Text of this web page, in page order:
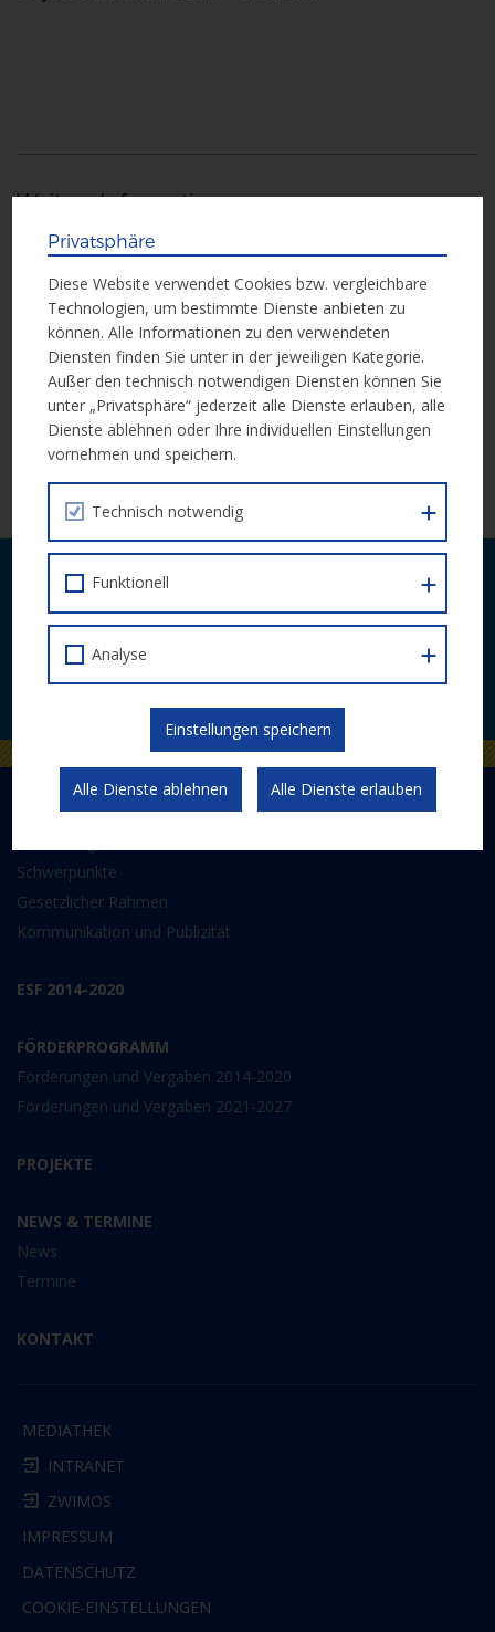
Weitere Informationen
Weitere Informationen erhalten Sie in der Call-Unterlage:
Call Dokument
Einreichung
Die Einreichung erfolgt schriftlich über die zuständige
Laufende Neuigkeiten zu Calls und
Veranstaltungen bequem per E-Mail.
JETZT ABONNIEREN
DER EUROPÄISCHE SOZIALFONDS PLUS
Schwerpunkte
Gesetzlicher Rahmen
Kommunikation und Publizität
ESF 2014-2020
FÖRDERPROGRAMM
Förderungen und Vergaben 2014-2020
Förderungen und Vergaben 2021-2027
PROJEKTE
NEWS & TERMINE
News
Termine
KONTAKT
MEDIATHEK
INTRANET
ZWIMOS
IMPRESSUM
DATENSCHUTZ
COOKIE-EINSTELLUNGEN
Privatsphäre
Diese Website verwendet Cookies bzw. vergleichbare
Technologien, um bestimmte Dienste anbieten zu
können. Alle Informationen zu den verwendeten
Diensten finden Sie unter in der jeweiligen Kategorie.
Außer den technisch notwendigen Diensten können Sie
unter „Privatsphäre“ jederzeit alle Dienste erlauben, alle
Dienste ablehnen oder Ihre individuellen Einstellungen
vornehmen und speichern.
Technisch notwendig
Funktionell
Analyse
Einstellungen speichern
Alle Dienste ablehnen Alle Dienste erlauben